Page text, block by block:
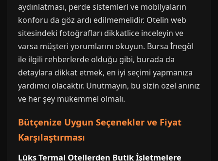
aydınlatması, perde sistemleri ve mobilyaların
konforu da göz ardı edilmemelidir. Otelin web
sitesindeki fotoğrafları dikkatlice inceleyin ve
varsa müşteri yorumlarını okuyun. Bursa İnegöl
ile ilgili rehberlerde olduğu gibi, burada da
detaylara dikkat etmek, en iyi seçimi yapmanıza
yardımcı olacaktır. Unutmayın, bu sizin özel anınız
ve her şey mükemmel olmalı.
Bütçenize Uygun Seçenekler ve Fiyat
Karşılaştırması
Lüks Termal Otellerden Butik İşletmelere